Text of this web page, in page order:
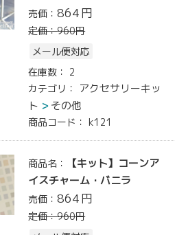
売価：864円
定価：960円
メール便対応
在庫数： 2
カテゴリ：
アクセサリーキッ
ト
その他
商品コード： k121
商品名：
【キット】コーンア
イスチャーム・バニラ
売価：864円
定価：960円